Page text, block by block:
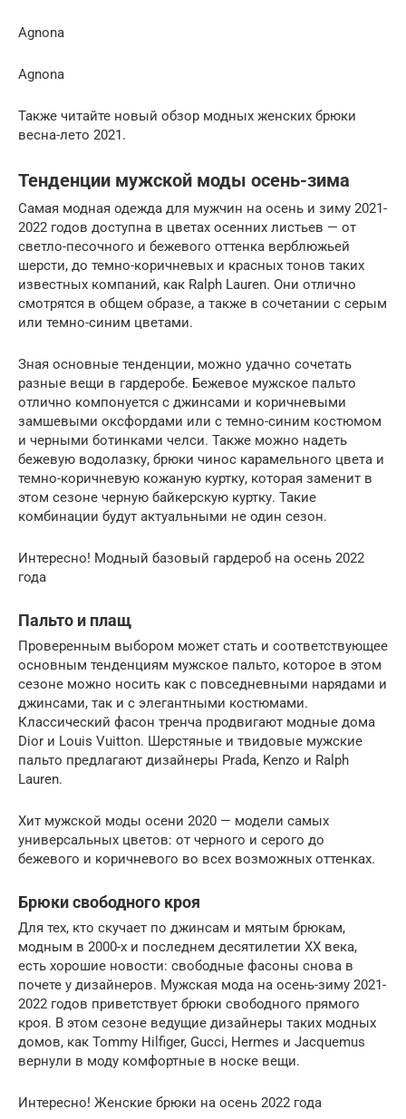
Agnona
Agnona
Также читайте новый обзор модных женских брюки
весна-лето 2021.
Тенденции мужской моды осень-зима
Самая модная одежда для мужчин на осень и зиму 2021-
2022 годов доступна в цветах осенних листьев — от
светло-песочного и бежевого оттенка верблюжьей
шерсти, до темно-коричневых и красных тонов таких
известных компаний, как Ralph Lauren. Они отлично
смотрятся в общем образе, а также в сочетании с серым
или темно-синим цветами.
Зная основные тенденции, можно удачно сочетать
разные вещи в гардеробе. Бежевое мужское пальто
отлично компонуется с джинсами и коричневыми
замшевыми оксфордами или с темно-синим костюмом
и черными ботинками челси. Также можно надеть
бежевую водолазку, брюки чинос карамельного цвета и
темно-коричневую кожаную куртку, которая заменит в
этом сезоне черную байкерскую куртку. Такие
комбинации будут актуальными не один сезон.
Интересно! Модный базовый гардероб на осень 2022
года
Пальто и плащ
Проверенным выбором может стать и соответствующее
основным тенденциям мужское пальто, которое в этом
сезоне можно носить как с повседневными нарядами и
джинсами, так и с элегантными костюмами.
Классический фасон тренча продвигают модные дома
Dior и Louis Vuitton. Шерстяные и твидовые мужские
пальто предлагают дизайнеры Prada, Kenzo и Ralph
Lauren.
Хит мужской моды осени 2020 — модели самых
универсальных цветов: от черного и серого до
бежевого и коричневого во всех возможных оттенках.
Брюки свободного кроя
Для тех, кто скучает по джинсам и мятым брюкам,
модным в 2000-х и последнем десятилетии ХХ века,
есть хорошие новости: свободные фасоны снова в
почете у дизайнеров. Мужская мода на осень-зиму 2021-
2022 годов приветствует брюки свободного прямого
кроя. В этом сезоне ведущие дизайнеры таких модных
домов, как Tommy Hilfiger, Gucci, Hermes и Jacquemus
вернули в моду комфортные в носке вещи.
Интересно! Женские брюки на осень 2022 года